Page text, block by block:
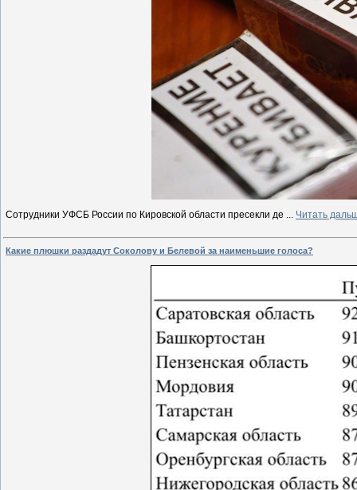
Сотрудники УФСБ России по Кировской области пресекли де ... Читать
Какие плюшки раздадут Соколову и Белевой за наименьшие голоса?